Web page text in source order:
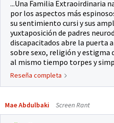
...Una Familia Extraoirdinaria
por los aspectos más
su sentimiento cursi y sus
yuxtaposición de padres
discapacitados abre la puerta
sobre sexo, religión y estigma
al mismo tiempo torpes y
Reseña completa
Mae Abdulbaki Screen Rant